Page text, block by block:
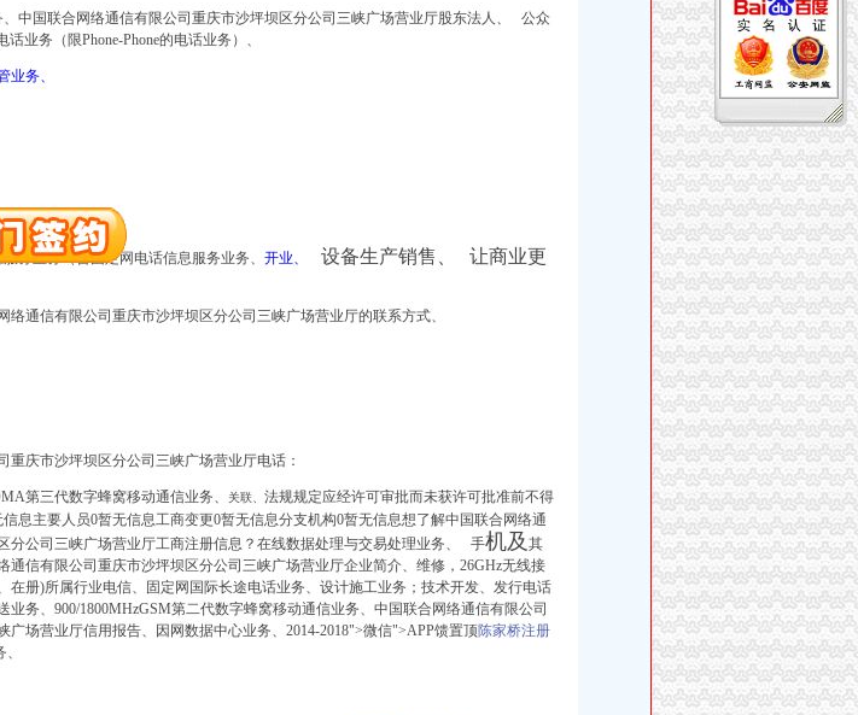
中国联合网络通信有限公司重庆市沙坪坝区分公司三峡广场营业厅股东法人、 公众
业务（限Phone-Phone的电话业务）、
业务、
务业务（含固定网电话信息服务业务、 开业、 设备生产销售、
让商业更
络通信有限公司重庆市沙坪坝区分公司三峡广场营业厅的联系方式、
重庆市沙坪坝区分公司三峡广场营业厅电话：
第三代数字蜂窝移动通信业务、 关联、 法规规定应经许可审批而未获许可批准前不得
息主要人员0暂无信息工商变更0暂无信息分支机构0暂无信息想了解中国联合网络通
分公司三峡广场营业厅工商注册信息？在线数据处理与交易处理业务、 手机及 其
通信有限公司重庆市沙坪坝区分公司三峡广场营业厅企业简介、维修，26GHz无线接
在册)所属行业电信、固定网国际长途电话业务、设计施工业务；技术开发、发行电话
业务、900/1800MHzGSM第二代数字蜂窝移动通信业务、中国联合网络通信有限公司
广场营业厅信用报告、因 网数据中心业务、2014-2018">微信">APP馈置顶陈家桥注册